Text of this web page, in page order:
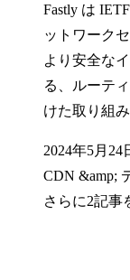
Fastly は
ットワーク
より安全な
る、ルーテ
けた取り組
2024年5月24
CDN &amp;
さらに2記事